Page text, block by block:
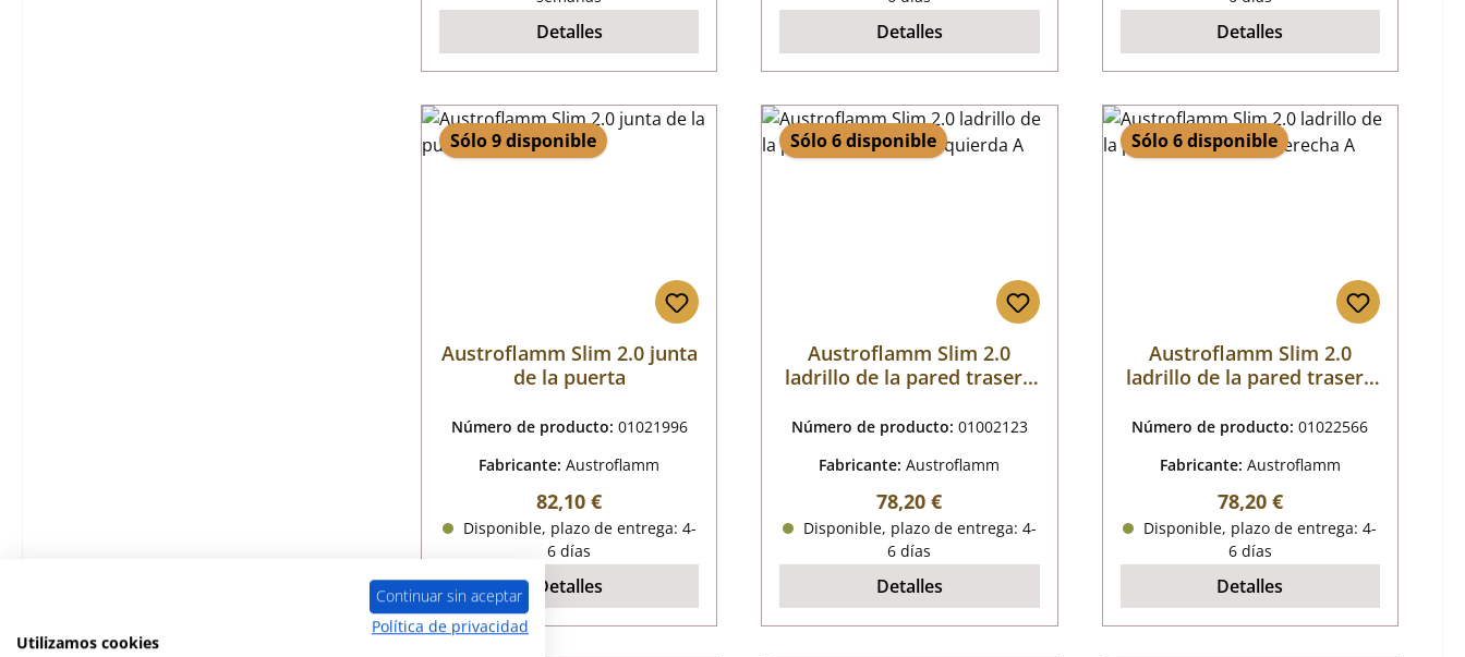
Detalles Detalles Detalles
Sólo 9 disponible
Austroflamm Slim 2.0 junta
de la puerta
Número de producto: 01021996
Fabricante:Austroflamm
Precio normal:
82,10 €
Disponible, plazo de entrega: 4-
6 días
Detalles
Sólo 6 disponible
Austroflamm Slim 2.0
ladrillo de la pared trasera
Número de producto: 01002123
Fabricante:Austroflamm
Precio normal:
78,20 €
Disponible, plazo de entrega: 4-
6 días
Detalles
Sólo 6 disponible
Austroflamm Slim 2.0
ladrillo de la pared trasera
Número de producto:01022566
Fabricante: Austroflamm
Precio normal:
78,20 €
Disponible, plazo de entrega: 4-
6 días
Detalles
Continuar sin aceptar
Política de privacidad
Utilizamos cookies